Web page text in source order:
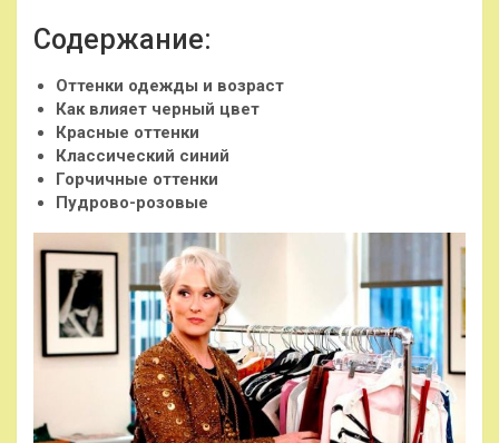
Содержание:
Оттенки одежды и возраст
Как влияет черный цвет
Красные оттенки
Классический синий
Горчичные оттенки
Пудрово-розовые